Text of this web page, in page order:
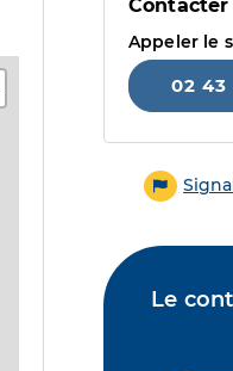
Appeler le
02 43
Le